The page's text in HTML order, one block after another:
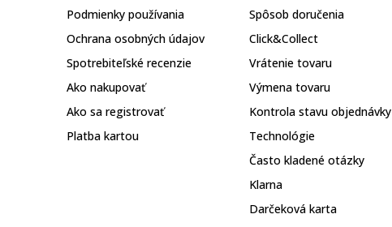
Podmienky používania
Ochrana osobných údajov
Spotrebiteľské recenzie
Ako nakupovať
Ako sa registrovať
Platba kartou
Spôsob doručenia
Click&Collect
Vrátenie tovaru
Výmena tovaru
Kontrola stavu objednávky
Technológie
Často kladené otázky
Klarna
Darčeková karta